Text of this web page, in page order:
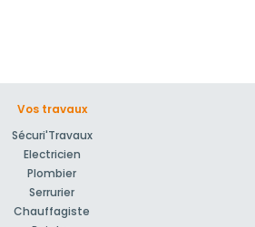
Vos travaux
Sécuri'Travaux
Electricien
Plombier
Serrurier
Chauffagiste